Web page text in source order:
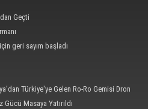
Geçti
geri sayım başladı
Türkiye'ye Gelen Ro-Ro Gemisi Dron
Masaya Yatırıldı